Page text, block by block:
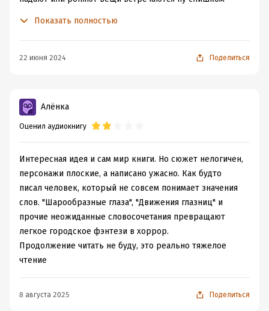
и подозреваемая в краже. Ее друзья вот уже месяц не
своей истеричностью и непробиваемостью. Кажется,
что кроме их четверых некому расследовать
происходящее в городе. В общем мне это начинает
и затянутостью. Атмосфера и слог хорош, но здравый
смысл уплывает, а глаз дергается все чаще.
Показать полностью
22 июня 2024 Поделиться
Алёнка
Оценил аудиокнигу
Интересная идея и сам мир книги. Но сюжет нелогичен,
персонажи плоские, а написано ужасно. Как будто
писал человек, который не совсем понимает значения
слов. "Шарообразные глаза", "Движения глазниц" и
прочие неожиданные словосочетания превращают
легкое городское фэнтези в хоррор.
Продолжение читать не буду, это реально тяжелое
чтение
8 августа 2025 Поделиться